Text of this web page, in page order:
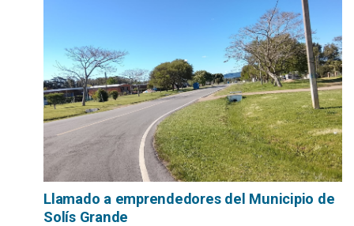
Llamado a emprendedores del Municipio de
Solís Grande